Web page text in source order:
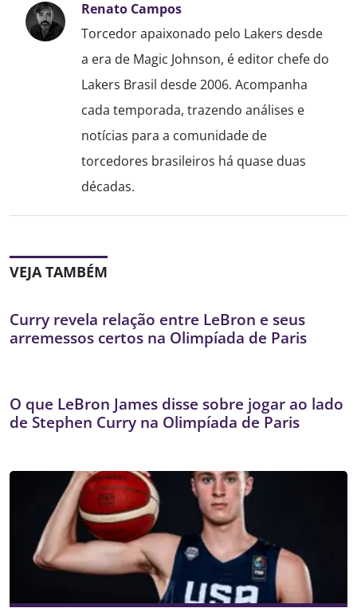
Renato Campos
Torcedor apaixonado pelo Lakers desde
a era de Magic Johnson, é editor chefe do
Lakers Brasil desde 2006. Acompanha
cada temporada, trazendo análises e
notícias para a comunidade de
torcedores brasileiros há quase duas
décadas.
VEJA TAMBÉM
Curry revela relação entre LeBron e seus
arremessos certos na Olimpíada de Paris
O que LeBron James disse sobre jogar ao lado
de Stephen Curry na Olimpíada de Paris